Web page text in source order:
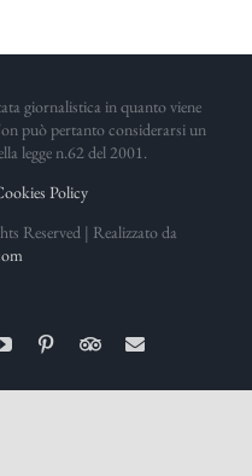
giornalistica in quanto viene
può pertanto considerarsi un
legge n.62 del 2001.
Policy
Reserved | Realizzato da
YouTubePinterestTripAdvisor
Email